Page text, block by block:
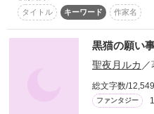
間の高1の彼とのはちゃめちゃ
恋人というより漫才コンビに
「私のボケはしっかりしてる
タイトル
キーワード 作家名
黒猫の願い
聖夜月ルカ ／
総文字数/12,549
ファンタジー